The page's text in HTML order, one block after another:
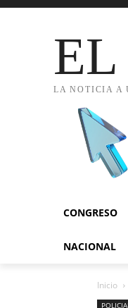
EL
LA NOTICIA A
CONGRESO
NACIONAL
Inicio